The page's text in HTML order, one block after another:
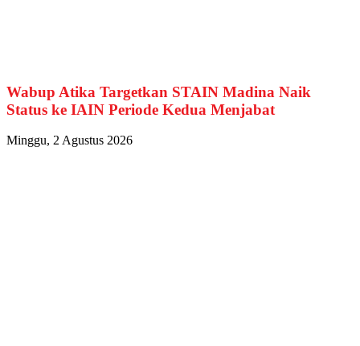
Wabup Atika Targetkan STAIN Madina Naik
Status ke IAIN Periode Kedua Menjabat
Minggu, 2 Agustus 2026